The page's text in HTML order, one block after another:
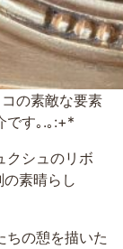
の素敵な要素
です｡.｡:+*
クシュのリボ
素晴らし
ちの憩を描いた